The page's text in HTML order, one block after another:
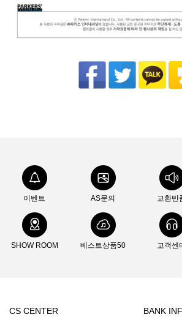
이벤트 AS문의 교환반
SHOW ROOM 베스트상품50 고객센
CS CENTER BANK